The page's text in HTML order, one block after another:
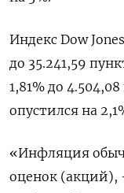
Индекс Dow
до 35.241,59
1,81% до
опустился на
«Инфляция
оценок (акций),